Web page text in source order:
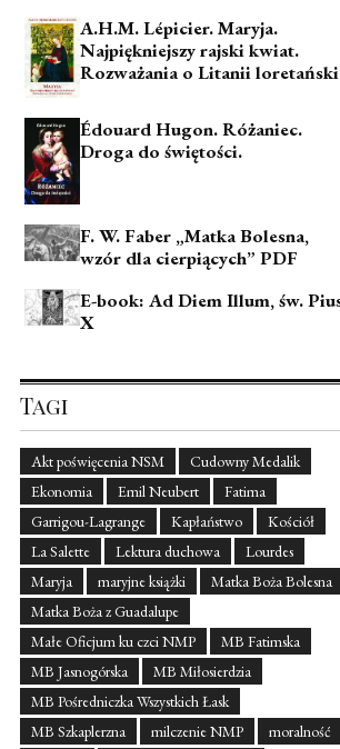
A.H.M. Lépicier. Maryja.
Najpiękniejszy rajski kwiat.
Rozważania o Litanii
Édouard Hugon. Różaniec.
Droga do świętości.
F. W. Faber „Matka Bolesna,
wzór dla cierpiących” PDF
E-book: Ad Diem Illum, św.
X
Tagi
Akt poświęcenia NSM
Cudowny Medalik
Ekonomia
Emil Neubert
Fatima
Garrigou-Lagrange
Kapłaństwo
Kościół
La Salette
Lektura duchowa
Lourdes
Maryja
maryjne książki
Matka Boża Bolesna
Matka Boża z Guadalupe
Małe Oficjum ku czci NMP
MB Fatimska
MB Jasnogórska
MB Miłosierdzia
MB Pośredniczka Wszystkich Łask
MB Szkaplerzna
milczenie NMP
moralność